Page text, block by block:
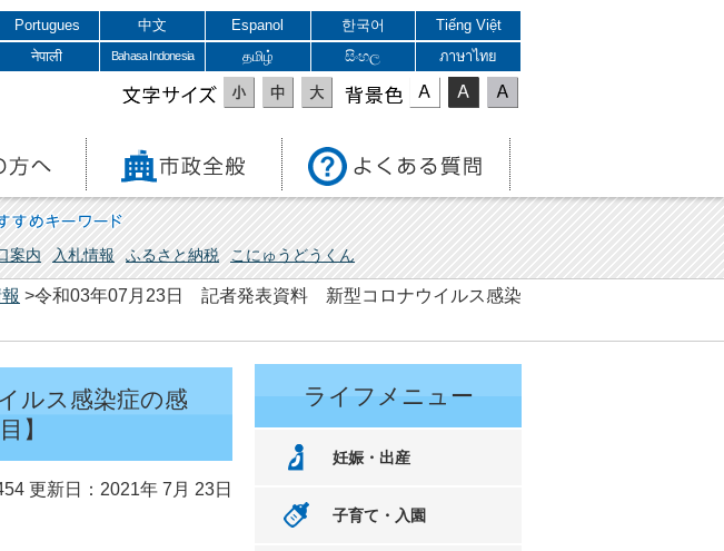
Portugues 中文 Espanol 한국어
Tiếng Việt
नेपाली Bahasa Indonesia தமிழ் සිංහල ภาษาไทย
文字サイズ 表示色
すめキーワード
案内 入札情報 ふるさと納税 こにゅうどうくん
>令和03年07月23日 記者発表資料 新型コロナウイルス感染
ルス感染症の感
】
更新日：2021年 7月 23日
ライフメニュー
妊娠・出産
子育て・入園